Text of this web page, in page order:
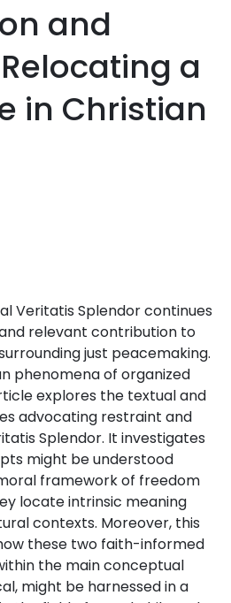
and
a
in Christian
Veritatis Splendor continues
relevant contribution to
just peacemaking.
phenomena of organized
explores the textual and
advocating restraint and
Splendor. It investigates
might be understood
framework of freedom
locate intrinsic meaning
contexts. Moreover, this
these two faith-informed
the main conceptual
might be harnessed in a